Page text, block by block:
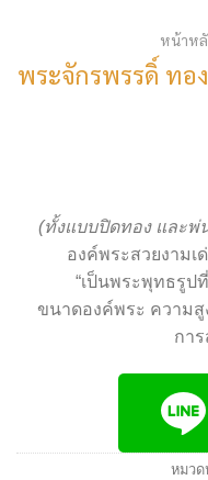
หน้าห
พระจักรพรรดิ์ ทอ
(ทั้งแบบปิดทอง และพ่
องค์พระสวยงามเ
“เป็นพระพุทธรูป
ขนาดองค์พระ ความสู
กา
หมวด